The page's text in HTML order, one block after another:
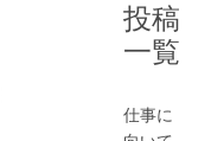
投稿
一覧
仕事に